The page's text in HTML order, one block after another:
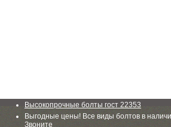
Высокопрочные болты гост 22353
Выгодные цены! Все виды болтов в
Звоните